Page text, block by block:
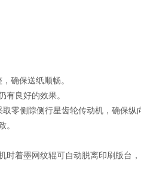
确保送纸顺畅。
有良好的效果。
零侧隙侧行星齿轮传动机，确保纵
。
着墨网纹辊可自动脱离印刷版台，